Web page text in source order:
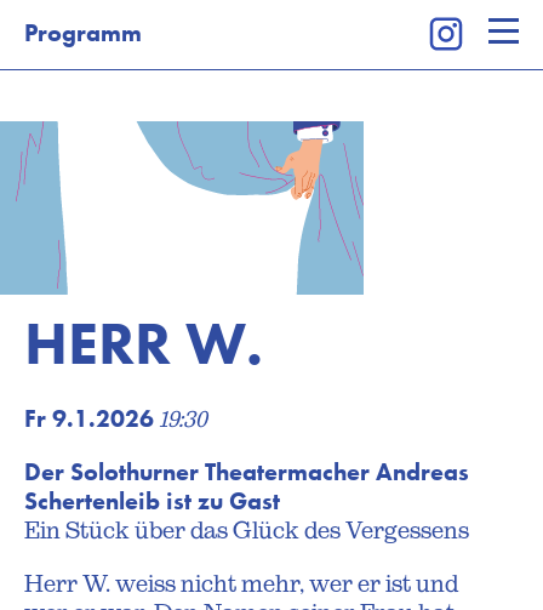
Programm
Kalender
Programm
Tickets
Besuch
Theaterkurse
Vermietung
Wir
Newsletter
Newsletter Kinderprogramm
HERR W.
Fr 9.1.2026 19:30
Der Solothurner Theatermacher Andreas
Schertenleib ist zu Gast
Ein Stück über das Glück des Vergessens
Herr W. weiss nicht mehr, wer er ist und